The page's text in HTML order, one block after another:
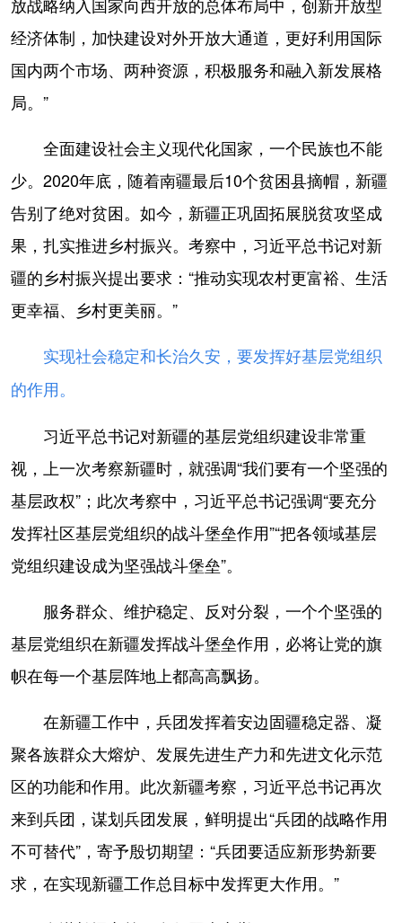
经济体制，加快建设对外开放大通道，更好利用国际
国内两个市场、两种资源，积极服务和融入新发展格
局。”
全面建设社会主义现代化国家，一个民族也不能
少。2020年底，随着南疆最后10个贫困县摘帽，新疆
告别了绝对贫困。如今，新疆正巩固拓展脱贫攻坚成
果，扎实推进乡村振兴。考察中，习近平总书记对新
疆的乡村振兴提出要求：“推动实现农村更富裕、生活
更幸福、乡村更美丽。”
实现社会稳定和长治久安，要发挥好基层党组织
的作用。
习近平总书记对新疆的基层党组织建设非常重
视，上一次考察新疆时，就强调“我们要有一个坚强的
基层政权”；此次考察中，习近平总书记强调“要充分
发挥社区基层党组织的战斗堡垒作用”“把各领域基层
党组织建设成为坚强战斗堡垒”。
服务群众、维护稳定、反对分裂，一个个坚强的
基层党组织在新疆发挥战斗堡垒作用，必将让党的旗
帜在每一个基层阵地上都高高飘扬。
在新疆工作中，兵团发挥着安边固疆稳定器、凝
聚各族群众大熔炉、发展先进生产力和先进文化示范
区的功能和作用。此次新疆考察，习近平总书记再次
来到兵团，谋划兵团发展，鲜明提出“兵团的战略作用
不可替代”，寄予殷切期望：“兵团要适应新形势新要
求，在实现新疆工作总目标中发挥更大作用。”